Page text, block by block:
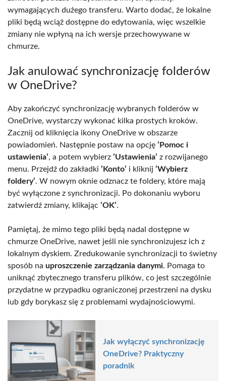
wymagających dużego transferu. Warto dodać, że lokalne
pliki będą wciąż dostępne do edytowania, więc wszelkie
zmiany nie wpłyną na ich wersje przechowywane w
chmurze.
Jak anulować synchronizację folderów
w OneDrive?
Aby zakończyć synchronizację wybranych folderów w
OneDrive, wystarczy wykonać kilka prostych kroków.
Zacznij od kliknięcia ikony OneDrive w obszarze
powiadomień. Następnie postaw na opcję ’Pomoc i
ustawienia’, a potem wybierz ’Ustawienia’ z rozwijanego
menu. Przejdź do zakładki ’Konto’ i kliknij ’Wybierz
foldery’. W nowym oknie odznacz te foldery, które mają
być wyłączone z synchronizacji. Po dokonaniu wyboru
zatwierdź zmiany, klikając ’OK’.
Pamiętaj, że mimo tego pliki będą nadal dostępne w
chmurze OneDrive, nawet jeśli nie synchronizujesz ich z
lokalnym dyskiem. Zredukowanie synchronizacji to świetny
sposób na uproszczenie zarządzania danymi. Pomaga to
uniknąć zbytecznego transferu plików, co jest szczególnie
przydatne w przypadku ograniczonej przestrzeni na dysku
lub gdy borykasz się z problemami wydajnościowymi.
Jak wyłączyć synchronizację
OneDrive? Praktyczny
poradnik